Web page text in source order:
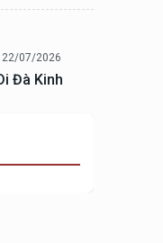
22/07/2026
Đà Kinh